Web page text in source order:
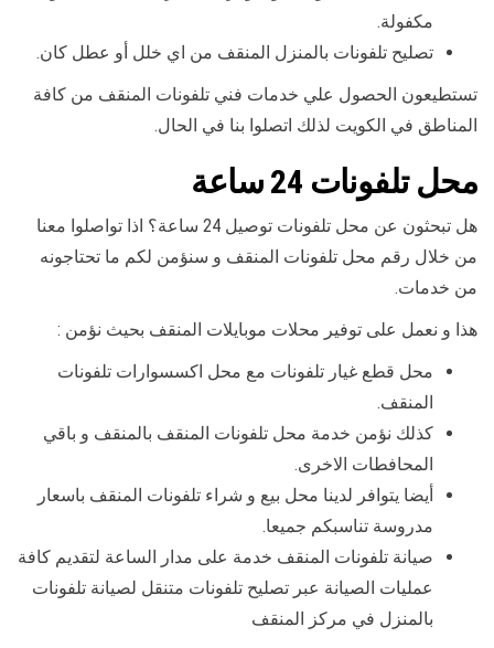
مكفولة.
تصليح تلفونات بالمنزل المنقف من اي خلل أو عطل كان.
تستطيعون الحصول علي خدمات فني تلفونات المنقف من كافة
المناطق في الكويت لذلك اتصلوا بنا في الحال.
محل تلفونات 24 ساعة
هل تبحثون عن محل تلفونات توصيل 24 ساعة؟ اذا تواصلوا معنا
من خلال رقم محل تلفونات المنقف و سنؤمن لكم ما تحتاجونه
من خدمات.
هذا و نعمل على توفير محلات موبايلات المنقف بحيث نؤمن :
محل قطع غيار تلفونات مع محل اكسسوارات تلفونات
المنقف.
كذلك نؤمن خدمة محل تلفونات المنقف بالمنقف و باقي
المحافطات الاخرى.
أيضا يتوافر لدينا محل بيع و شراء تلفونات المنقف باسعار
مدروسة تناسبكم جميعا.
صيانة تلفونات المنقف خدمة على مدار الساعة لتقديم كافة
عمليات الصيانة عبر تصليح تلفونات متنقل لصيانة تلفونات
بالمنزل في مركز المنقف